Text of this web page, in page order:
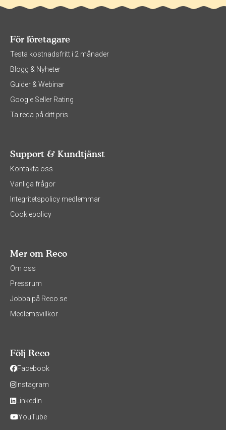
För företagare
Testa kostnadsfritt i 2 månader
Blogg & Nyheter
Guider & Webinar
Google Seller Rating
Ta reda på ditt pris
Support & Kundtjänst
Kontakta oss
Vanliga frågor
Integritetspolicy medlemmar
Cookiepolicy
Mer om Reco
Om oss
Pressrum
Jobba på Reco.se
Medlemsvillkor
Följ Reco
Facebook
Instagram
LinkedIn
YouTube